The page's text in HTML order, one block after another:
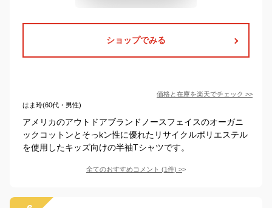
ショップでみる
価格と在庫を楽天でチェック >>
はま玲(60代・男性)
アメリカのアウトドアブランドノースフェイスのオーガニ
ックコットンとそっkン性に優れたリサイクルポリエステル
を使用したキッズ向けの半袖Tシャツです。
全てのおすすめコメント (1件) >